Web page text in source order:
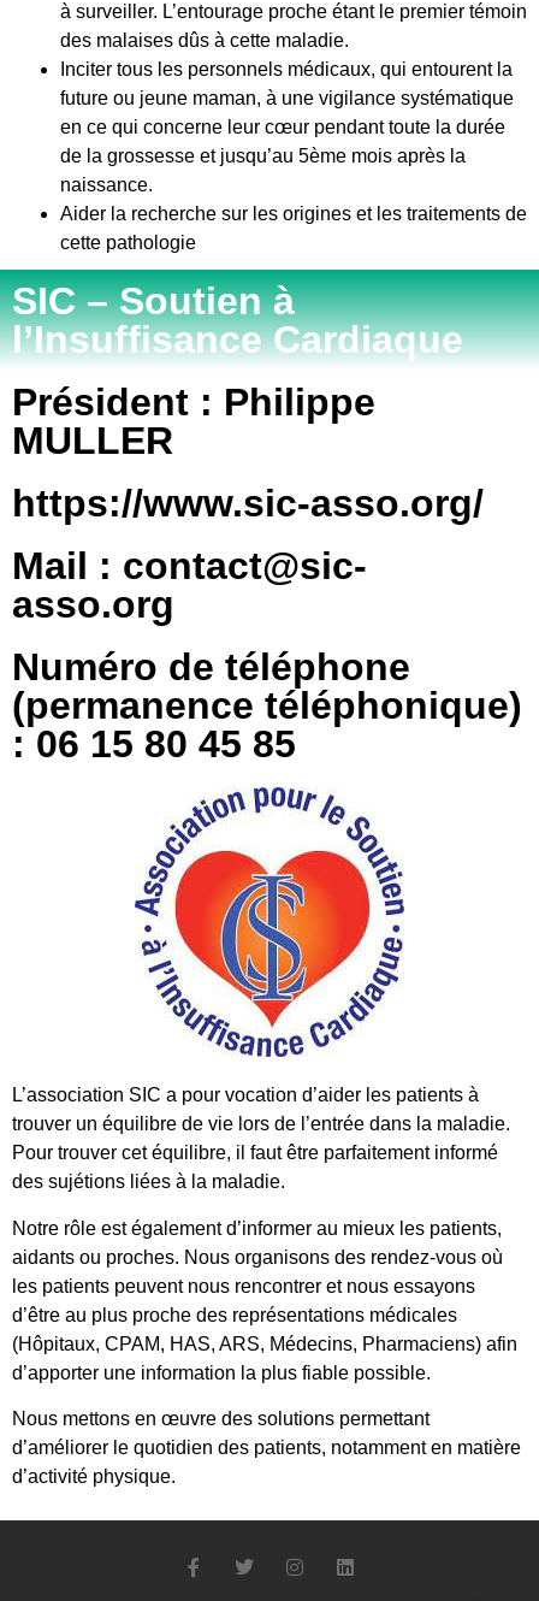
à surveiller. L’entourage proche étant le premier témoin
des malaises dûs à cette maladie.
Inciter tous les personnels médicaux, qui entourent la
future ou jeune maman, à une vigilance systématique
en ce qui concerne leur cœur pendant toute la durée
de la grossesse et jusqu’au 5ème mois après la
naissance.
Aider la recherche sur les origines et les traitements de
cette pathologie
SIC – Soutien à
l’Insuffisance Cardiaque
Président : Philippe
MULLER
https://www.sic-asso.org/
Mail : contact@sic-
asso.org
Numéro de téléphone
(permanence téléphonique)
: 06 15 80 45 85
L’association SIC a pour vocation d’aider les patients à
trouver un équilibre de vie lors de l’entrée dans la maladie.
Pour trouver cet équilibre, il faut être parfaitement informé
des sujétions liées à la maladie.
Notre rôle est également d’informer au mieux les patients,
aidants ou proches. Nous organisons des rendez-vous où
les patients peuvent nous rencontrer et nous essayons
d’être au plus proche des représentations médicales
(Hôpitaux, CPAM, HAS, ARS, Médecins, Pharmaciens) afin
d’apporter une information la plus fiable possible.
Nous mettons en œuvre des solutions permettant
d’améliorer le quotidien des patients, notamment en matière
d’activité physique.